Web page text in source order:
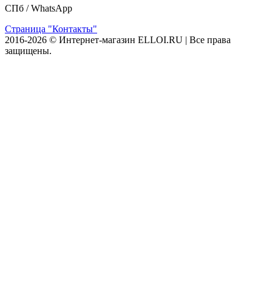
СПб /WhatsApp
Страница "Контакты"
2016-2026 © Интернет-магазин ELLOI.RU | Все права
защищены.